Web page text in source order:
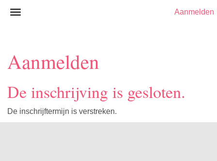
Aanmelden
Aanmelden
De inschrijving is gesloten.
De inschrijftermijn is verstreken.